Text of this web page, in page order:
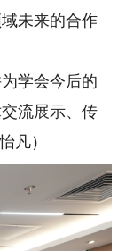
未来的合作
学会今后的
流展示、传
凡）